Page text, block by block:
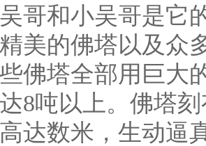
哥和小吴哥是它
美的佛塔以及众
佛塔全部用巨大
8吨以上。佛塔
达数米，生动逼